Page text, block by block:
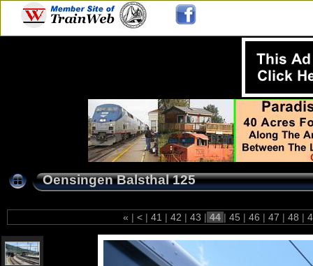
Oensingen Balsthal 125
« | < | 41 | 42 | 43 | 44 | 45 | 46 | 47 | 48 |